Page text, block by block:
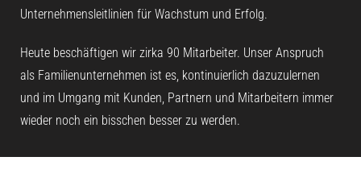
Unternehmensleitlinien für Wachstum und Erfolg.
Heute beschäftigen wir zirka 90 Mitarbeiter. Unser Anspruch
als Familienunternehmen ist es, kontinuierlich dazuzulernen
und im Umgang mit Kunden, Partnern und Mitarbeitern immer
wieder noch ein bisschen besser zu werden.